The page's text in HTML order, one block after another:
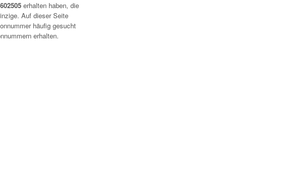
erhalten haben, die
Auf dieser Seite
häufig gesucht
erhalten.